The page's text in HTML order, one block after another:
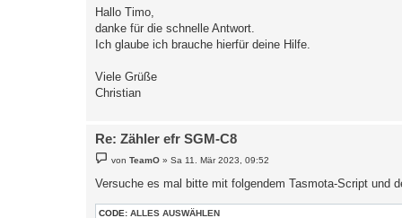
i
t
r
g
Hallo Timo,
danke für die schnelle Antwort.
Ich glaube ich brauche hierfür deine Hilfe.
Viele Grüße
Christian
Re: Zähler efr SGM-C8
e
t
a
vonTeamO »Sa 11. Mär 2023, 09:52
Versuche es mal bitte mit folgendem Tasmota-Script und
CODE: ALLES AUSWÄHLEN